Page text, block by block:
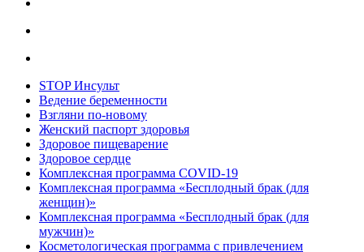
STOP Инсульт
Ведение беременности
Взгляни по-новому
Женский паспорт здоровья
Здоровое пищеварение
Здоровое сердце
Комплексная программа COVID-19
Комплексная программа «Бесплодный брак (для
женщин)»
Комплексная программа «Бесплодный брак (для
мужчин)»
Косметологическая программа с привлечением